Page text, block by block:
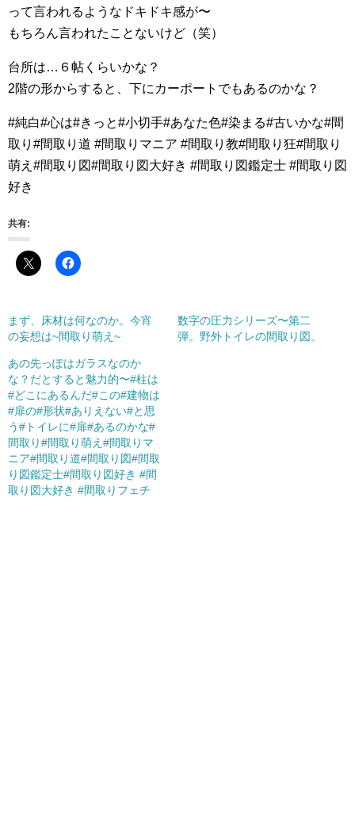
って言われるようなドキドキ感が〜
もちろん言われたことないけど（笑）
台所は…６帖くらいかな？
2階の形からすると、下にカーポートでもあるのかな？
#純白#心は#きっと#小切手#あなた色#染まる#古いかな#間
取り#間取り道 #間取りマニア #間取り教#間取り狂#間取り
萌え#間取り図#間取り図大好き #間取り図鑑定士 #間取り図
好き
共有:
まず、床材は何なのか。今宵
の妄想は~間取り萌え~
数字の圧力シリーズ〜第二
弾。野外トイレの間取り図。
あの先っぽはガラスなのか
な？だとすると魅力的〜#柱は
#どこにあるんだ#この#建物は
#扉の#形状#ありえない#と思
う#トイレに#扉#あるのかな#
間取り#間取り萌え#間取りマ
ニア#間取り道#間取り図#間取
り図鑑定士#間取り図好き #間
取り図大好き #間取りフェチ